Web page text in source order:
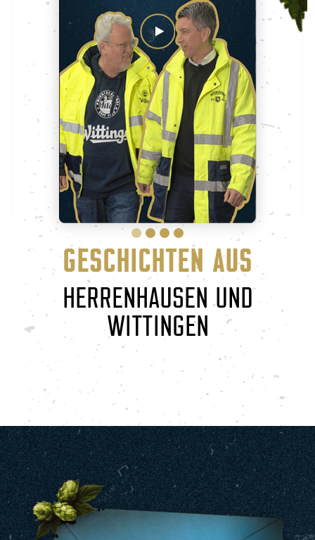
GESCHICHTEN AUS
HERRENHAUSEN UND
WITTINGEN